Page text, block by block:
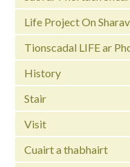
Life Project On
Tionscadal LIFE ar
History
Stair
Visit
Cuairt a thabhairt